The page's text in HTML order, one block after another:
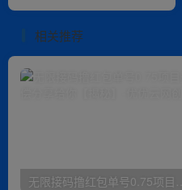
相关推荐